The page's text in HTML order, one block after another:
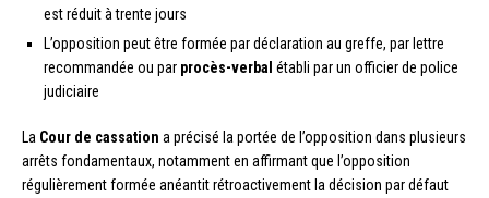
est réduit à trente jours
L’opposition peut être formée par déclaration au greffe, par lettre
recommandée ou par procès-verbal établi par un officier de police
judiciaire
La Cour de cassation a précisé la portée de l’opposition dans plusieurs
arrêts fondamentaux, notamment en affirmant que l’opposition
régulièrement formée anéantit rétroactivement la décision par défaut